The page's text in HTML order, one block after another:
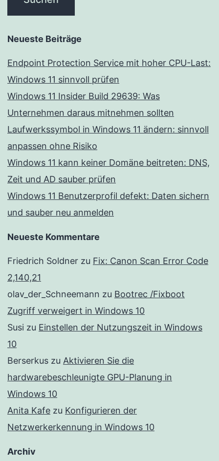
Neueste Beiträge
Endpoint Protection Service mit hoher CPU-Last:
Windows 11 sinnvoll prüfen
Windows 11 Insider Build 29639: Was
Unternehmen daraus mitnehmen sollten
Laufwerkssymbol in Windows 11 ändern: sinnvoll
anpassen ohne Risiko
Windows 11 kann keiner Domäne beitreten: DNS,
Zeit und AD sauber prüfen
Windows 11 Benutzerprofil defekt: Daten sichern
und sauber neu anmelden
Neueste Kommentare
Friedrich Soldner zu Fix: Canon Scan Error Code
2,140,21
olav_der_Schneemann zu Bootrec /Fixboot
Zugriff verweigert in Windows 10
Susi zu Einstellen der Nutzungszeit in Windows
10
Berserkus zu Aktivieren Sie die
hardwarebeschleunigte GPU-Planung in
Windows 10
Anita Kafe zu Konfigurieren der
Netzwerkerkennung in Windows 10
Archiv